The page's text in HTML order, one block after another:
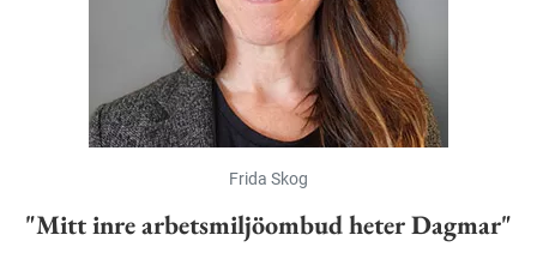
Frida Skog
"Mitt inre arbetsmiljöombud heter Dagmar"